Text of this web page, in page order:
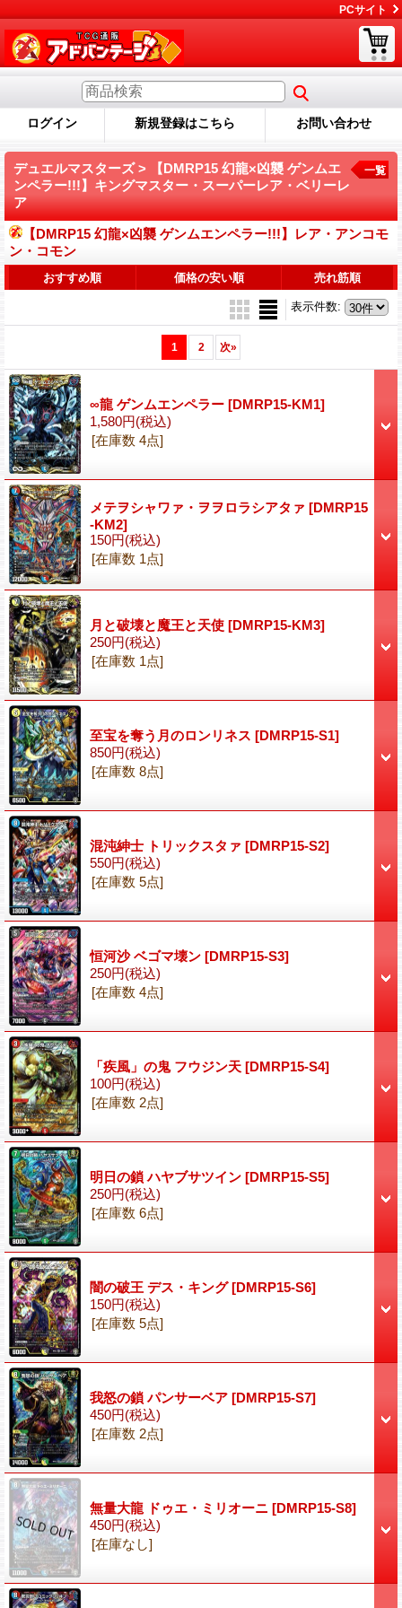
PCサイト
ログイン 新規登録はこちら お問い合わせ
デュエルマスターズ > 【DMRP15 幻龍×凶襲 ゲンムエ
ンペラー!!!】キングマスター・スーパーレア・ベリーレ
ア
【DMRP15 幻龍×凶襲 ゲンムエンペラー!!!】レア・アンコモ
ン・コモン
一覧
おすすめ順 価格の安い順 売れ筋順
表示件数:
1 2 次»
∞龍 ゲンムエンペラー [DMRP15-KM1]
1,580円(税込)
[在庫数 4点]
メテヲシャワァ・ヲヲロラシアタァ [DMRP15
-KM2]
150円(税込)
[在庫数 1点]
月と破壊と魔王と天使 [DMRP15-KM3]
250円(税込)
[在庫数 1点]
至宝を奪う月のロンリネス [DMRP15-S1]
850円(税込)
[在庫数 8点]
混沌紳士 トリックスタァ [DMRP15-S2]
550円(税込)
[在庫数 5点]
恒河沙 ベゴマ壊ン [DMRP15-S3]
250円(税込)
[在庫数 4点]
「疾風」の鬼 フウジン天 [DMRP15-S4]
100円(税込)
[在庫数 2点]
明日の鎖 ハヤブサツイン [DMRP15-S5]
250円(税込)
[在庫数 6点]
闇の破王 デス・キング[DMRP15-S6]
150円(税込)
[在庫数 5点]
我怒の鎖 パンサーベア [DMRP15-S7]
450円(税込)
[在庫数 2点]
無量大龍 ドゥエ・ミリオーニ [DMRP15-S8]
450円(税込)
[在庫なし]